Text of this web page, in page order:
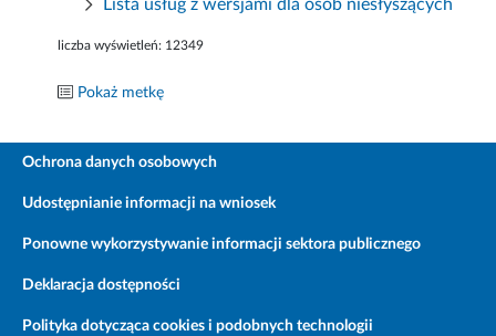
Lista usług z wersjami dla osób niesłyszących
liczba wyświetleń: 12349
Pokaż metkę
Ochrona danych osobowych
Udostępnianie informacji na wniosek
Ponowne wykorzystywanie informacji sektora publicznego
Deklaracja dostępności
Polityka dotycząca cookies i podobnych technologii